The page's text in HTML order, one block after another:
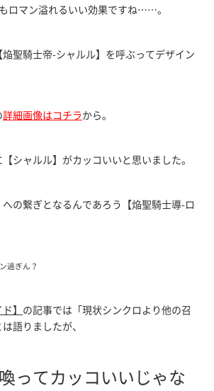
ロマン溢れるいい効果ですね……。
聖騎士帝-シャルル】を呼ぶってデザイン
詳細画像はコチラから。
シャルル】がカッコいいと思いました。
の繋ぎとなるんであろう【焔聖騎士導-ロ
過ぎん？
】 の記事では「現状シンクロより他の召
語りましたが、
ってカッコいいじゃな